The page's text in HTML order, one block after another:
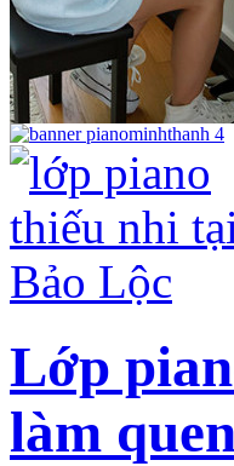
Lớp
làm